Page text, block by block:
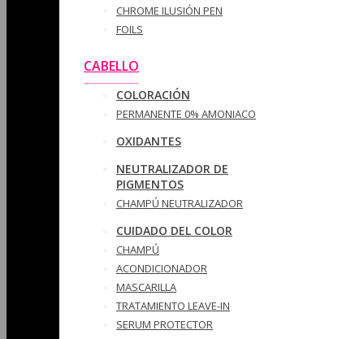
CHROME ILUSIÓN PEN
FOILS
CABELLO
COLORACIÓN
PERMANENTE 0% AMONIACO
OXIDANTES
NEUTRALIZADOR DE
PIGMENTOS
CHAMPÚ NEUTRALIZADOR
CUIDADO DEL COLOR
CHAMPÚ
ACONDICIONADOR
MASCARILLA
TRATAMIENTO LEAVE-IN
SERUM PROTECTOR